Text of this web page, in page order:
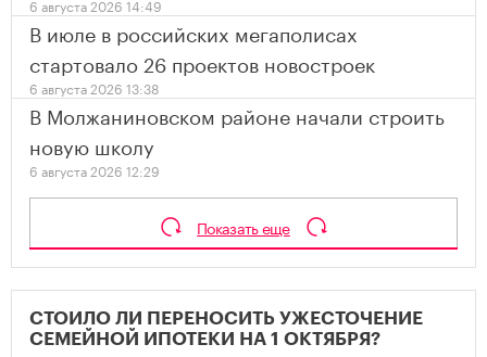
6 августа 2026 14:49
В июле в российских мегаполисах
стартовало 26 проектов новостроек
6 августа 2026 13:38
В Молжаниновском районе начали строить
новую школу
6 августа 2026 12:29
Показать еще
СТОИЛО ЛИ ПЕРЕНОСИТЬ УЖЕСТОЧЕНИЕ
СЕМЕЙНОЙ ИПОТЕКИ НА 1 ОКТЯБРЯ?